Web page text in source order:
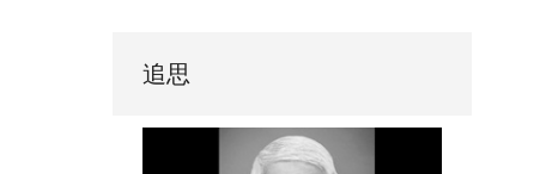
追思